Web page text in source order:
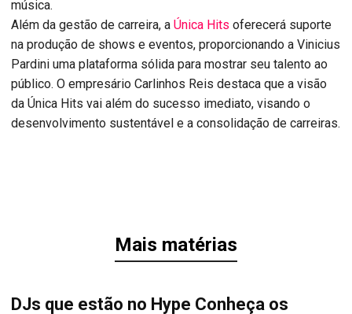
música.
Além da gestão de carreira, a Única Hits oferecerá suporte
na produção de shows e eventos, proporcionando a Vinicius
Pardini uma plataforma sólida para mostrar seu talento ao
público. O empresário Carlinhos Reis destaca que a visão
da Única Hits vai além do sucesso imediato, visando o
desenvolvimento sustentável e a consolidação de carreiras.
Mais matérias
DJs que estão no Hype Conheça os